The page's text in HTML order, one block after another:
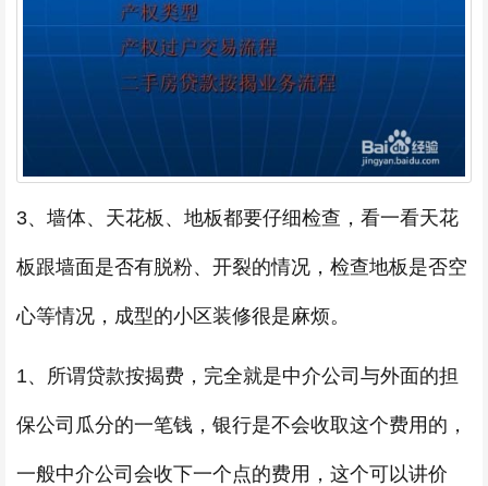
3、墙体、天花板、地板都要仔细检查，看一看天花
板跟墙面是否有脱粉、开裂的情况，检查地板是否空
心等情况，成型的小区装修很是麻烦。
1、所谓贷款按揭费，完全就是中介公司与外面的担
保公司瓜分的一笔钱，银行是不会收取这个费用的，
一般中介公司会收下一个点的费用，这个可以讲价